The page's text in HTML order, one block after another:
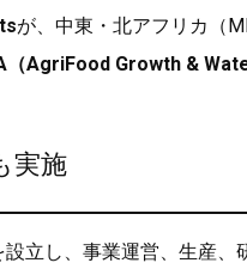
が、中東・北アフリカ（
（AgriFood Growth &
実施
立し、事業運営、生産